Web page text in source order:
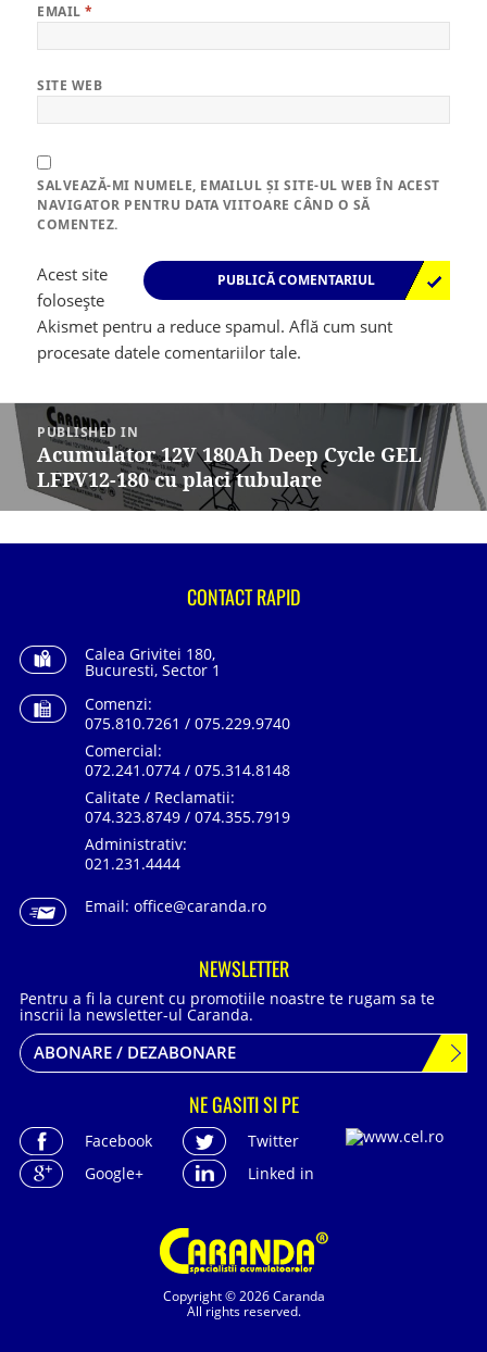
EMAIL*
SITE WEB
SALVEAZĂ-MI NUMELE, EMAILUL ȘI SITE-UL WEB ÎN ACEST
NAVIGATOR PENTRU DATA VIITOARE CÂND O SĂ
COMENTEZ.
Acest site
folosește
Akismet pentru a reduce spamul.Află cum sunt
procesate datele comentariilor tale.
Navigare
articole
PUBLISHED IN
Acumulator 12V 180Ah Deep Cycle GEL
LFPV12-180 cu placi tubulare
Copyright © 2026 Caranda
All rights reserved.
CONTACT RAPID
Calea Grivitei 180,
Bucuresti, Sector 1
Comenzi:
075.810.7261 / 075.229.9740
Comercial:
072.241.0774 / 075.314.8148
Calitate / Reclamatii:
074.323.8749 / 074.355.7919
Administrativ:
021.231.4444
Email: office@caranda.ro
NEWSLETTER
Pentru a fi la curent cu promotiile noastre te rugam sa te
inscrii la newsletter-ul Caranda.
ABONARE / DEZABONARE
NE GASITI SI PE
Facebook
Twitter
Google+
Linked in